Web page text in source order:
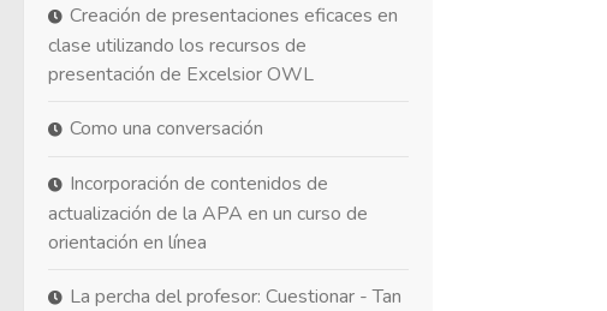
Creación de presentaciones eficaces en
clase utilizando los recursos de
presentación de Excelsior OWL
Como una conversación
Incorporación de contenidos de
actualización de la APA en un curso de
orientación en línea
La percha del profesor: Cuestionar - Tan